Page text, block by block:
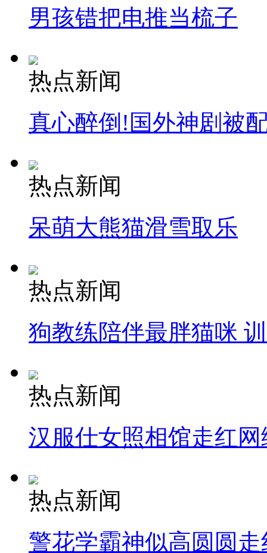
男孩错把电推当梳子
热点新闻
真心醉倒!国外神剧被
热点新闻
呆萌大熊猫滑雪取乐
热点新闻
狗教练陪伴最胖猫咪
热点新闻
汉服仕女照相馆走红网
热点新闻
警花学霸神似高圆圆走